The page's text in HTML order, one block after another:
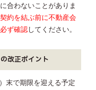
合わないことがありま
約を結ぶ前に不動産会
ず確認 してください。
改正ポイント
末で期限を迎える予定